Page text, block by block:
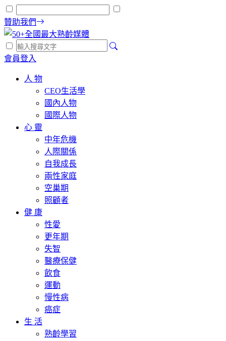
贊助我們
會員登入
人 物
CEO生活學
國內人物
國際人物
心 靈
中年危機
人際關係
自我成長
兩性家庭
空巢期
照顧者
健 康
性愛
更年期
失智
醫療保健
飲食
運動
慢性病
癌症
生 活
熟齡學習